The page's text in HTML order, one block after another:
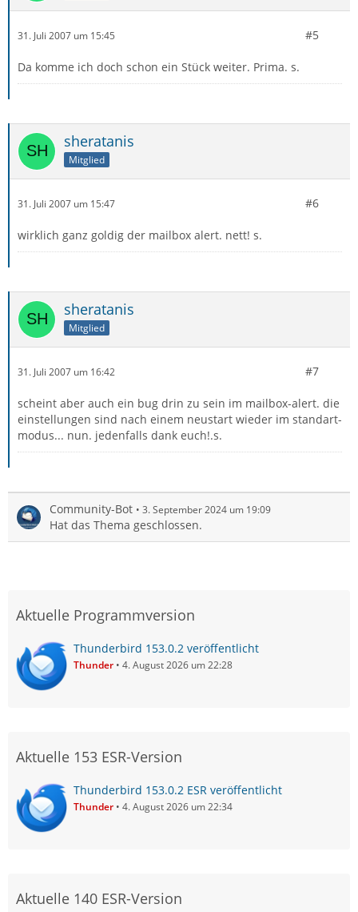
31. Juli 2007 um 15:45 #5
Da komme ich doch schon ein Stück weiter. Prima. s.
sheratanis
Mitglied
31. Juli 2007 um 15:47 #6
wirklich ganz goldig der mailbox alert. nett! s.
sheratanis
Mitglied
31. Juli 2007 um 16:42 #7
scheint aber auch ein bug drin zu sein im mailbox-alert. die
einstellungen sind nach einem neustart wieder im standart-
modus... nun. jedenfalls dank euch!.s.
Community-Bot 3. September 2024 um 19:09
Hat das Thema geschlossen.
Aktuelle Programmversion
Thunderbird 153.0.2 veröffentlicht
Thunder 4. August 2026 um 22:28
Aktuelle 153 ESR-Version
Thunderbird 153.0.2 ESR veröffentlicht
Thunder 4. August 2026 um 22:34
Aktuelle 140 ESR-Version